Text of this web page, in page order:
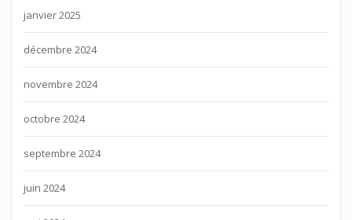
janvier 2025
décembre 2024
novembre 2024
octobre 2024
septembre 2024
juin 2024